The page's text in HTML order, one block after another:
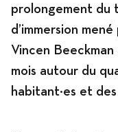
prolongement du
d’immersion
Vincen
mois autour du
habitant·es et